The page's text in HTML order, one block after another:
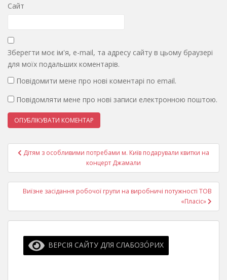
Сайт
Зберегти моє ім'я, e-mail, та адресу сайту в цьому браузері
для моїх подальших коментарів.
Повідомити мене про нові коментарі по email.
Повідомляти мене про нові записи електронною поштою.
Навігація
Дітям з особливими потребами м. Київ подарували квитки на
концерт Джамали
Виїзне засідання робочої групи на виробничі потужності ТОВ
«Пласіс»
ВЕРСІЯ САЙТУ ДЛЯ СЛАБОЗО́РИХ